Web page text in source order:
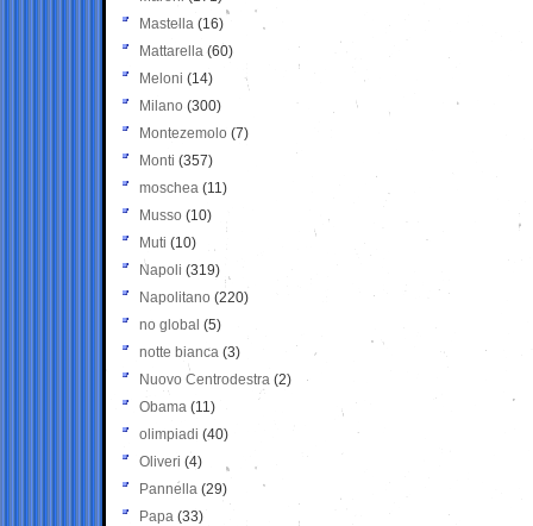
Mastella (16)
Mattarella (60)
Meloni (14)
Milano (300)
Montezemolo (7)
Monti (357)
moschea (11)
Musso (10)
Muti (10)
Napoli (319)
Napolitano (220)
no global (5)
notte bianca (3)
Nuovo Centrodestra (2)
Obama (11)
olimpiadi (40)
Oliveri (4)
Pannella (29)
Papa (33)